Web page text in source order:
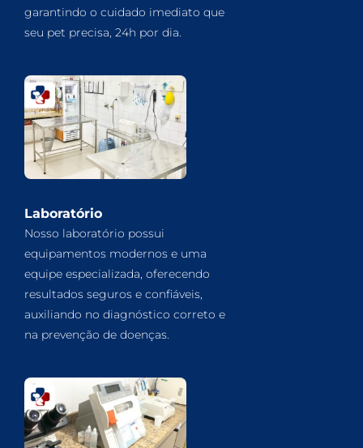
garantindo o cuidado imediato que
seu pet precisa, 24h por dia.
Laboratório
Nosso laboratório possui
equipamentos modernos e uma
equipe especializada, oferecendo
resultados seguros e confiáveis,
auxiliando no diagnóstico correto e
na prevenção de doenças.